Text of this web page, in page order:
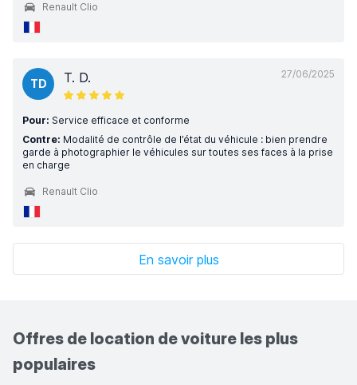
Renault Clio
27/06/2025
TD T. D.
Pour: Service efficace et conforme
Contre: Modalité de contrôle de l’état du véhicule : bien prendre
garde à photographier le véhicules sur toutes ses faces à la prise
en charge
Renault Clio
En savoir plus
Offres de location de voiture les plus
populaires